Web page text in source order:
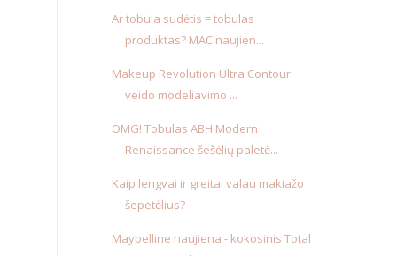
Ar tobula sudėtis = tobulas
produktas? MAC naujien...
Makeup Revolution Ultra Contour
veido modeliavimo ...
OMG! Tobulas ABH Modern
Renaissance šešėlių paletė...
Kaip lengvai ir greitai valau makiažo
šepetėlius?
Maybelline naujiena - kokosinis Total